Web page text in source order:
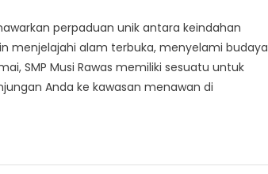
perpaduan unik antara keindahan
menjelajahi alam terbuka, menyelami budaya
SMP Musi Rawas memiliki sesuatu untuk
Anda ke kawasan menawan di